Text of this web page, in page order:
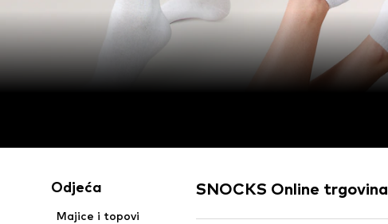
Odjeća
Majice i topovi
SNOCKS Online trgovina